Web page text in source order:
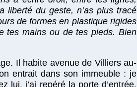
liberté du geste, n’as plus tracé
de formes en plastique rigides
tes mains ou de tes pieds. Bien
Il habite avenue de Villiers au-
entrait dans son immeuble : je
lui, j’ai repéré la porte d’entrée,